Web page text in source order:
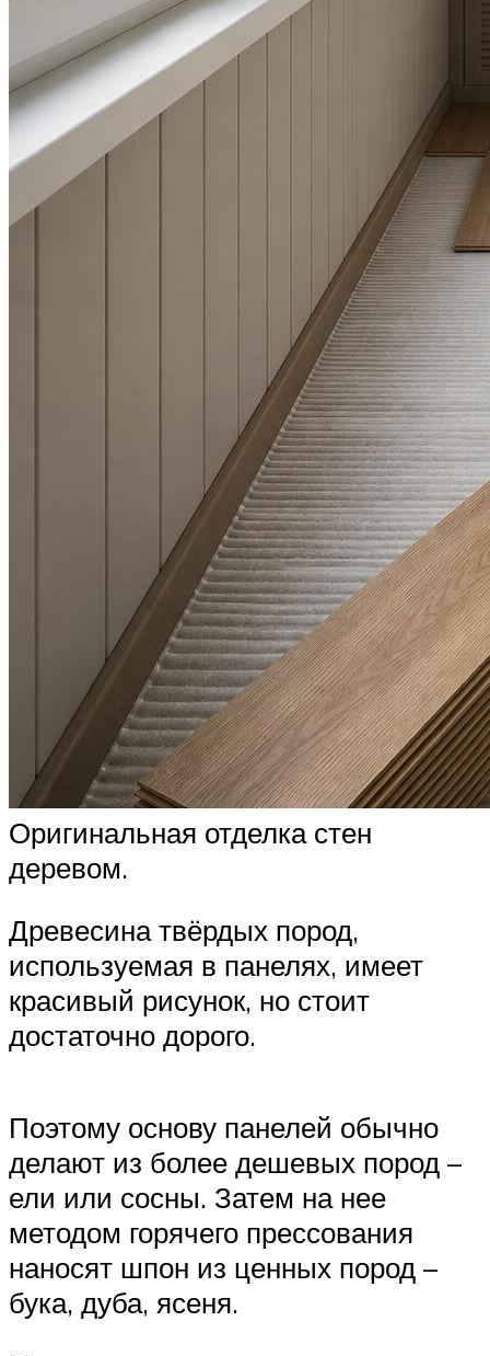
Оригинальная отделка стен
деревом.
Древесина твёрдых пород,
используемая в панелях, имеет
красивый рисунок, но стоит
достаточно дорого.
Поэтому основу панелей обычно
делают из более дешевых пород –
ели или сосны. Затем на нее
методом горячего прессования
наносят шпон из ценных пород –
бука, дуба, ясеня.